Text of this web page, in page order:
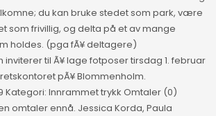
du kan bruke stedet som park, være
som frivillig, og delta på et av mange
holdes. (pga fÃ¥ deltagere)
inviterer til Ã¥ lage fotposer tirsdag 1. februar
pÃ¥ Blommenholm.
Kategori: Innrammet trykk Omtaler (0)
omtaler ennå. Jessica Korda, Paula